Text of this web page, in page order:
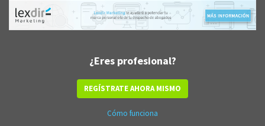
¿Eres profesional?
REGÍSTRATE AHORA MISMO
Cómo funciona